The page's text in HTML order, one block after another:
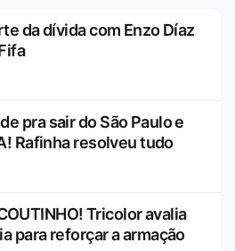
da dívida com Enzo Díaz
pra sair do São Paulo e
Rafinha resolveu tudo
Tricolor avalia
para reforçar a armação